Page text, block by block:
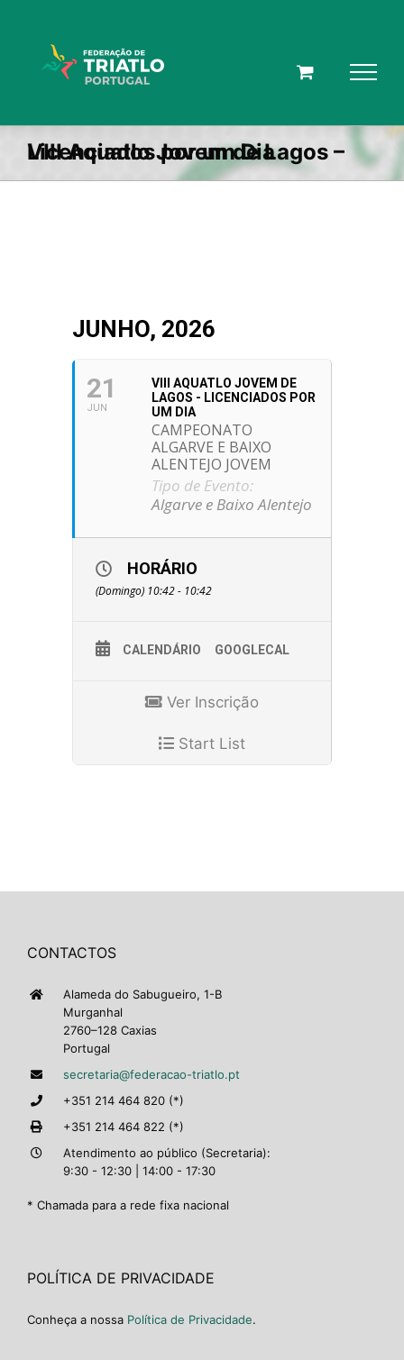
VIII Aquatlo Jovem de Lagos – Licenciados por um Dia
JUNHO, 2026
21
JUN
VIII AQUATLO JOVEM DE
LAGOS - LICENCIADOS POR
UM DIA
CAMPEONATO
ALGARVE E BAIXO
ALENTEJO JOVEM
Tipo de Evento:
Algarve e Baixo Alentejo
HORÁRIO
(Domingo) 10:42 - 10:42
CALENDÁRIO GOOGLECAL
Ver Inscrição
Start List
CONTACTOS
Alameda do Sabugueiro, 1-B
Murganhal
2760–128 Caxias
Portugal
secretaria@federacao-triatlo.pt
+351 214 464 820 (*)
+351 214 464 822 (*)
Atendimento ao público (Secretaria):
9:30 - 12:30 | 14:00 - 17:30
* Chamada para a rede fixa nacional
POLÍTICA DE PRIVACIDADE
Conheça a nossa Política de Privacidade.